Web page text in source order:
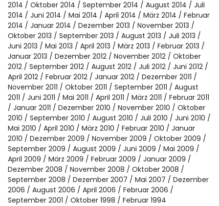
2014
Oktober 2014 September 2014 August 2014
Juli
2014
Juni 2014 Mai 2014 April 2014 März 2014
Februar
2014
Januar 2014 Dezember 2013
November 2013
Oktober 2013
September 2013 August 2013
Juli 2013
Juni 2013
Mai 2013 April 2013 März 2013
Februar 2013
Januar 2013
Dezember 2012 November 2012
Oktober
2012
September 2012 August 2012 Juli 2012
Juni 2012
April 2012
Februar 2012 Januar 2012
Dezember 2011
November 2011
Oktober 2011 September 2011
August
2011
Juni 2011 Mai 2011 April 2011 März 2011
Februar 2011
Januar 2011
Dezember 2010 November 2010
Oktober
2010
September 2010 August 2010 Juli 2010
Juni 2010
Mai 2010
April 2010 März 2010 Februar 2010
Januar
2010
Dezember 2009 November 2009
Oktober 2009
September 2009
August 2009 Juni 2009
Mai 2009
April 2009
März 2009 Februar 2009
Januar 2009
Dezember 2008
November 2008
Oktober 2008
September 2008
Dezember 2007 Mai 2007
Dezember
2006
August 2006 April 2006
Februar 2006
September 2001
Oktober 1998 Februar 1994